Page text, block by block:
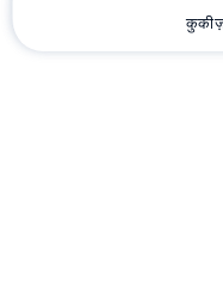
ग्राहक